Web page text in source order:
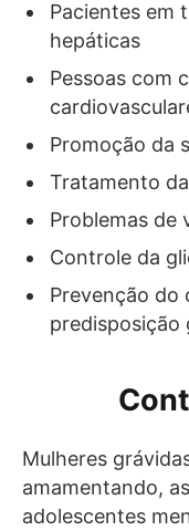
Pacientes em
hepáticas
Pessoas com
Promoção da
Tratamento
Problemas de
Controle da
Prevenção do
predisposição
Mulheres
amamentando,
adolescentes